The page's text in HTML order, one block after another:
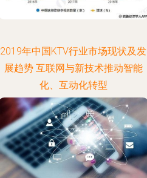
2019年中国KTV行业市场现状及发
展趋势 互联网与新技术推动智能
化、互动化转型